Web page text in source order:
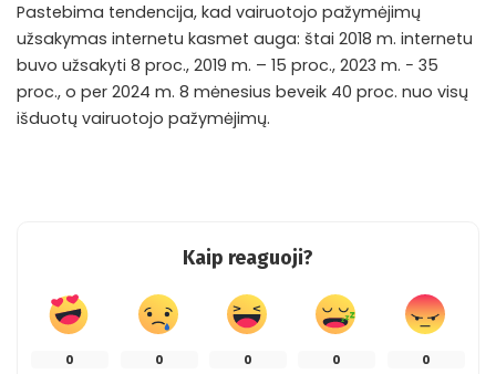
Pastebima tendencija, kad vairuotojo pažymėjimų
užsakymas internetu kasmet auga: štai 2018 m. internetu
buvo užsakyti 8 proc., 2019 m. – 15 proc., 2023 m. − 35
proc., o per 2024 m. 8 mėnesius beveik 40 proc. nuo visų
išduotų vairuotojo pažymėjimų.
Kaip reaguoji?
0 0 0 0 0